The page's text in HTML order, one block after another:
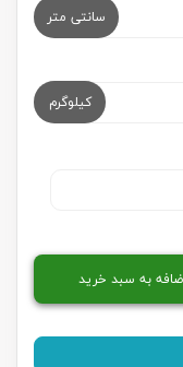
سانتی متر
کیلوگرم
به سبد خرید